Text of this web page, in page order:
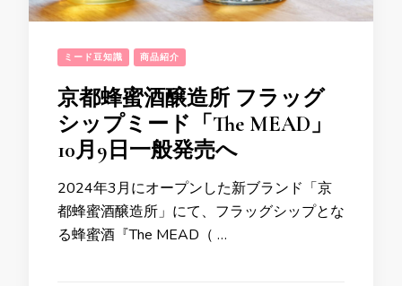
ミード豆知識 商品紹介
京都蜂蜜酒醸造所 フラッグ
シップミード「The MEAD」
10月9日一般発売へ
2024年3月にオープンした新ブランド「京
都蜂蜜酒醸造所」にて、フラッグシップとな
る蜂蜜酒『The MEAD（ …